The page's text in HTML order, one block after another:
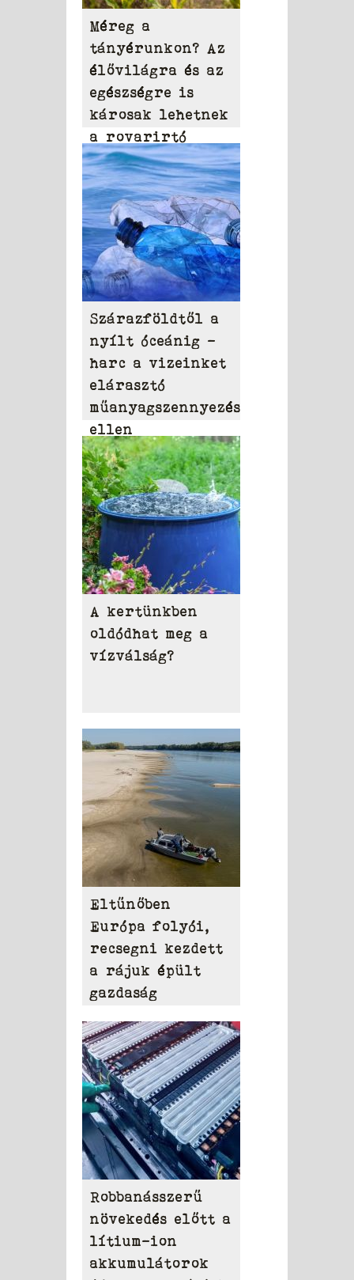
Méreg a
tányérunkon? Az
élővilágra és az
egészségre is
károsak lehetnek
a rovarirtó
szerek
Szárazföldtől a
nyílt óceánig –
harc a vizeinket
elárasztó
műanyagszennyezés
ellen
A kertünkben
oldódhat meg a
vízválság?
Eltűnőben
Európa folyói,
recsegni kezdett
a rájuk épült
gazdaság
Robbanásszerű
növekedés előtt a
lítium-ion
akkumulátorok